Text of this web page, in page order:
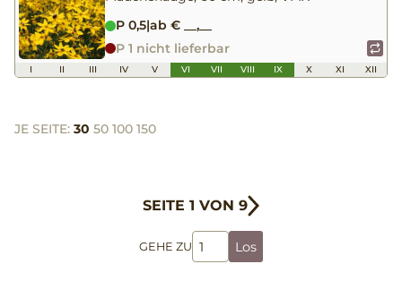
P 0,5|ab € __,__
P 1 nicht lieferbar
I II III IV V VI VII VIII IX X XI XII
JE SEITE: 30 50 100 150
SEITE 1 VON 9
GEHE ZU Los